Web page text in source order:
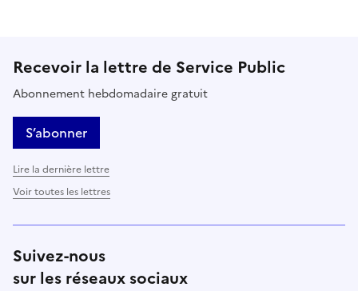
Recevoir la lettre de Service Public
Abonnement hebdomadaire gratuit
S’abonner
Lire la dernière lettre
Voir toutes les lettres
Suivez-nous
sur les réseaux sociaux